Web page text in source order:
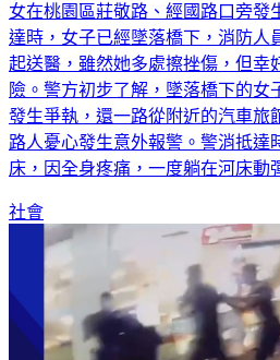
女在桃園區莊敬路、經國路口旁發
達時，女子已經墜落橋下，消防人
起送醫，雖然她多處擦挫傷，但幸
險。警方初步了解，墜落橋下的女
發生爭執，還一路從附近的汽車旅
路人憂心發生意外報警。警消抵達
床，因全身疼痛，一度躺在河床動
社會